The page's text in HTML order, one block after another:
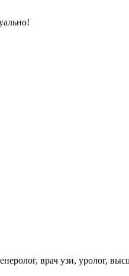
врач узи, уролог,